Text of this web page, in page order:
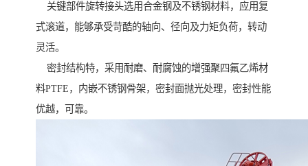
关键部件旋转接头选用合金钢及不锈钢材料，应用复
式滚道，能够承受苛酷的轴向、径向及力矩负荷，转动
灵活。
密封结构特，采用耐磨、耐腐蚀的增强聚四氟乙烯材
料PTFE，内嵌不锈钢骨架，密封面抛光处理，密封性能
优越，可靠。